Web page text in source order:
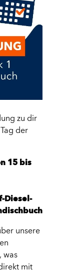
zu dir
der
15 bis
Diesel-
unsere
was
mit